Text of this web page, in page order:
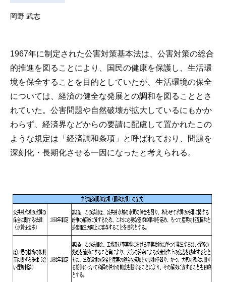
岡野 武志
1967年に制定された公害対策基本法は、公害対策の総合
的推進を図ることにより、国民の健康を保護し、生活環
境を保全することを目的としていたが、生活環境の保全
については、経済の健全な発展との調和を図ることとさ
れていた。公害問題や自然破壊が拡大しているにもかか
わらず、経済界などからの要請に配慮して置かれたこの
ような規定は「経済調和条項」と呼ばれており、問題を
深刻化・長期化させる一因になったと考えられる。